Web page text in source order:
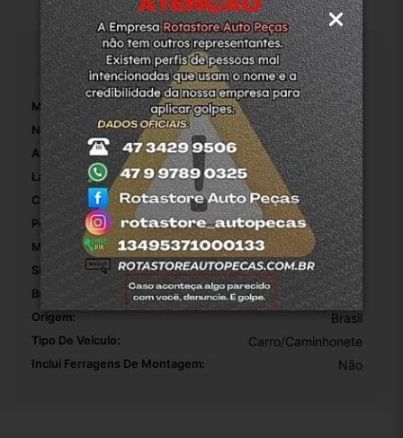
Especificações
Marca: Chery
Número De Peça: 01
Altura Da Embalagem: 25
Largura Da Embalagem: 20
Comprimento Da Embalagem: 15
Peso Da Embalagem: 800
Modelo: QQ
SKU: 2-4-9412
Bronzinas Incluídas: Não
Origem: Brasil
Tipo De Veículo: Carro/Caminhonete
Inclui Ferragens De Montagem: Não